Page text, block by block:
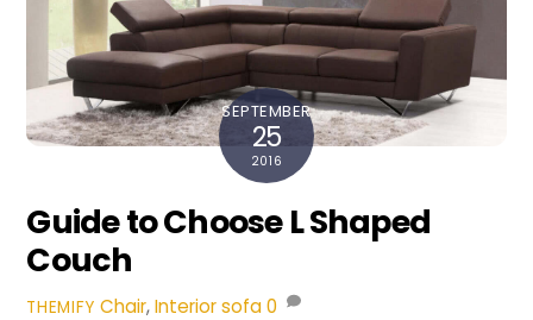
SEPTEMBER
25
2016
Guide to Choose L Shaped
Couch
THEMIFY Chair,Interiorsofa0